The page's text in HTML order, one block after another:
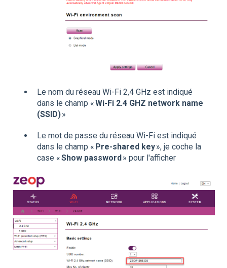
Le nom du réseau Wi-Fi 2,4 GHz est indiqué
dans le champ «Wi-Fi 2.4 GHZ network name
(SSID)»
Le mot de passe du réseau Wi-Fi est indiqué
dans le champ « Pre-shared key», je coche la
case «Show password» pour l'afficher